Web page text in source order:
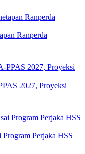
Ranperda
2027, Proyeksi
Perjaka HSS